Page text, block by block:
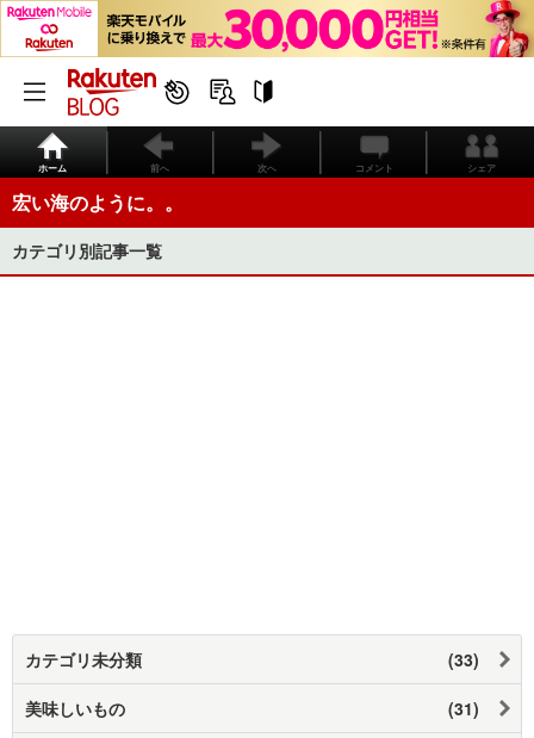
ホーム 前へ 次へ コメント シェア
宏い海のように。。
カテゴリ別記事一覧
カテゴリ未分類 (33)
美味しいもの (31)